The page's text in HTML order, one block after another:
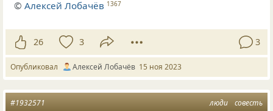
©Алексей Лобачёв 1367
26 3 3
Опубликовал Алексей Лобачёв 15 ноя 2023
люди совесть
#1932571